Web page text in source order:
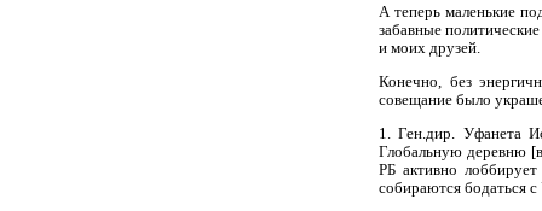
А теперь маленькие
забавные
и моих друзей.
Конечно, без
совещание было
1. Ген.дир. Уфанета
Глобальную деревню
РБ активно
собираются бодаться